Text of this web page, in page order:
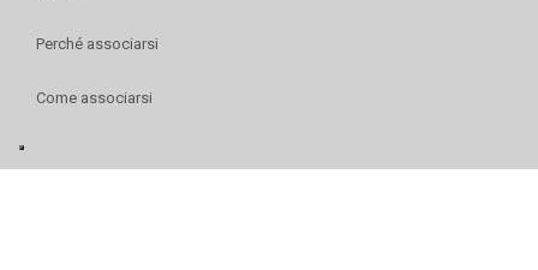
Perché associarsi
Come associarsi